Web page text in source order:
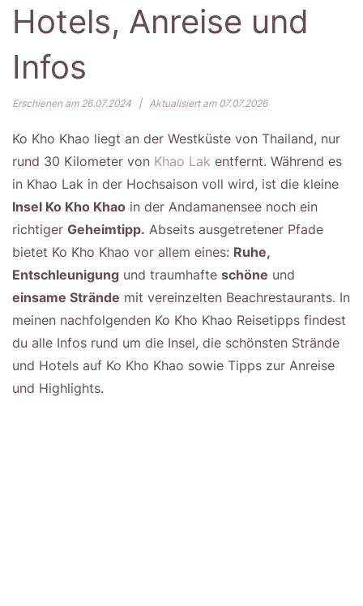
Hotels, Anreise und
Infos
Erschienen am 26.07.2024 | Aktualisiert am 07.07.2026
Ko Kho Khao liegt an der Westküste von Thailand, nur
rund 30 Kilometer von Khao Lak entfernt. Während es
in Khao Lak in der Hochsaison voll wird, ist die kleine
Insel Ko Kho Khao in der Andamanensee noch ein
richtiger Geheimtipp. Abseits ausgetretener Pfade
bietet Ko Kho Khao vor allem eines: Ruhe,
Entschleunigung und traumhafte schöne und
einsame Strände mit vereinzelten Beachrestaurants. In
meinen nachfolgenden Ko Kho Khao Reisetipps findest
du alle Infos rund um die Insel, die schönsten Strände
und Hotels auf Ko Kho Khao sowie Tipps zur Anreise
und Highlights.